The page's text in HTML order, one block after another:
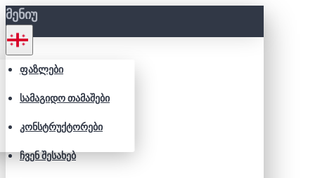
ᲛᲔᲜᲘᲣ
ᲤᲐᲖᲚᲔᲑᲘ
ᲡᲐᲛᲐᲒᲘᲓᲝ ᲗᲐᲛᲐᲨᲔᲑᲘ
ᲙᲝᲜᲡᲢᲠᲣᲥᲢᲝᲠᲔᲑᲘ
ᲩᲕᲔᲜ ᲨᲔᲡᲐᲮᲔᲑ